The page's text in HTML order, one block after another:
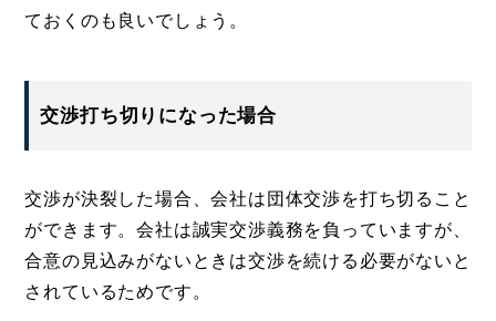
ておくのも良いでしょう。
交渉打ち切りになった場合
交渉が決裂した場合、会社は団体交渉を打ち切ること
ができます。会社は誠実交渉義務を負っていますが、
合意の見込みがないときは交渉を続ける必要がないと
されているためです。